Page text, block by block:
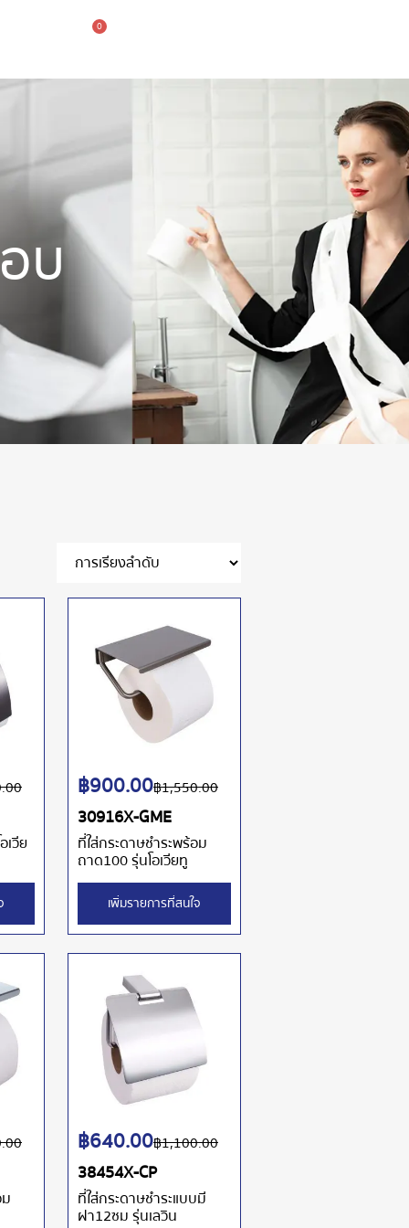
รายการที่สนใจ
0
บ
เวีย
30916X-GME
ที่ใส่กระดาษชำระพร้อม
ถาด100 รุ่นโอเวียทู
฿1,550.00
฿900.00
เพิ่มรายการที่สนใจ
38454X-CP
ที่ใส่กระดาษชำระแบบมี
ฝา12ซม รุ่นเลวิน
฿1,100.00
฿640.00